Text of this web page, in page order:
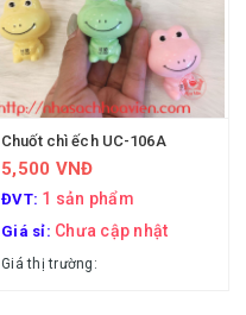
Chuốt chì ếch UC-106A
5,500 VNĐ
ĐVT: 1 sản phẩm
Giá sỉ: Chưa cập nhật
Giá thị trường: